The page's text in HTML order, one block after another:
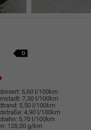
5,60 l/100km
7,30 l/100km
5,50 l/100km
4,90 l/100km
5,70 l/100km
128,00 g/km